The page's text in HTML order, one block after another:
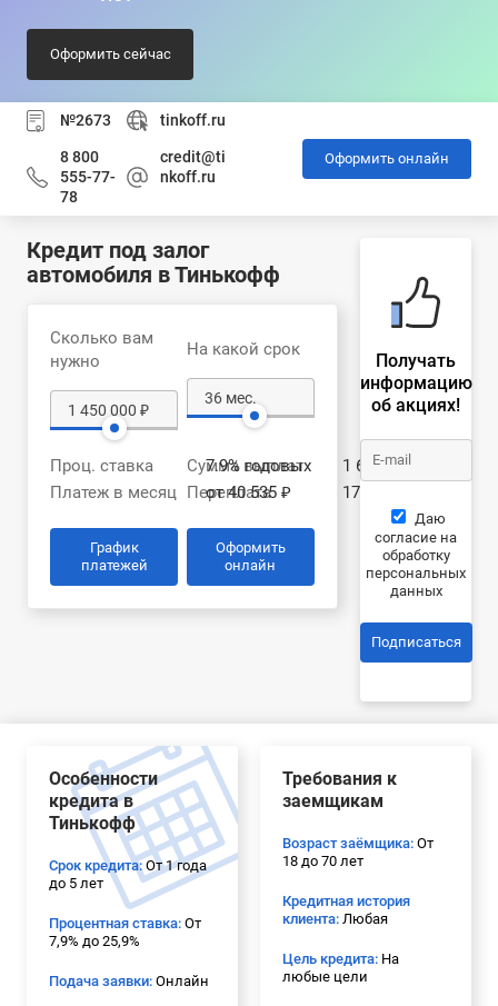
Оформить сейчас
№2673 tinkoff.ru
8 800
555-77-
78
credit@ti
nkoff.ru
Оформить онлайн
Кредит под залог
автомобиля в Тинькофф
Сколько вам
нужно
На какой срок
Проц. ставка
7.9% годовых
Платеж в месяц
от 40 535 ₽
Сумма выплат
1 626 598 ₽
Переплата
176 598 ₽
График
платежей
Оформить
онлайн
Получать
информацию
об акциях!
Даю
согласие на
обработку
персональных
данных
Подписаться
Особенности
кредита в
Тинькофф
Срок кредита:От 1 года
до 5 лет
Процентная ставка: От
7,9% до 25,9%
Подача заявки: Онлайн
Требования к
заемщикам
Возраст заёмщика: От
18 до 70 лет
Кредитная история
клиента: Любая
Цель кредита: На
любые цели